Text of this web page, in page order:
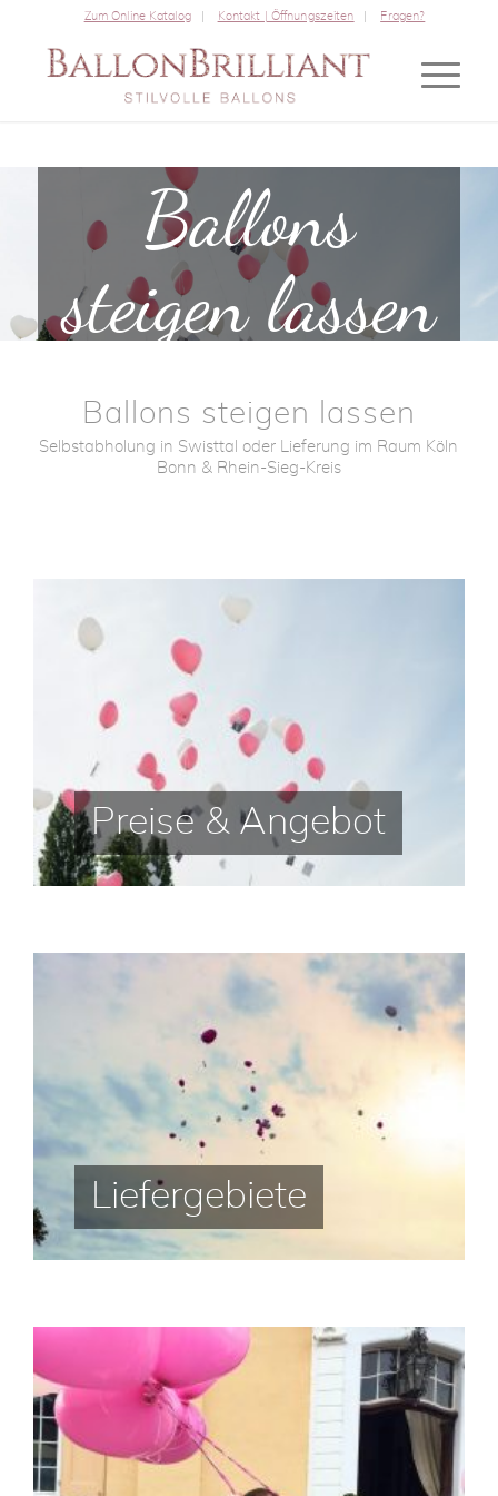
Zum Online Katalog Kontakt | Öffnungszeiten Fragen?
Ballons
steigen lassen
…ein Traum wird wahr….
ANGEBOT ANFORDERN
Ballons steigen lassen
Selbstabholung in Swisttal oder Lieferung im Raum Köln
Bonn & Rhein-Sieg-Kreis
Preise & Angebot
Liefergebiete